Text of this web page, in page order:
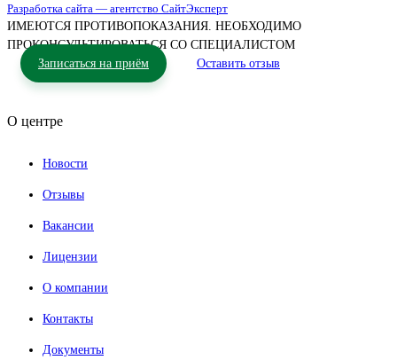
Разработка сайта — агентство СайтЭксперт
ИМЕЮТСЯ ПРОТИВОПОКАЗАНИЯ. НЕОБХОДИМО
ПРОКОНСУЛЬТИРОВАТЬСЯ СО СПЕЦИАЛИСТОМ
Записаться на приём
Оставить отзыв
О центре
Новости
Отзывы
Вакансии
Лицензии
О компании
Контакты
Документы